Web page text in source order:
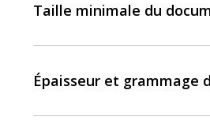
Taille minimale du
Épaisseur et grammage